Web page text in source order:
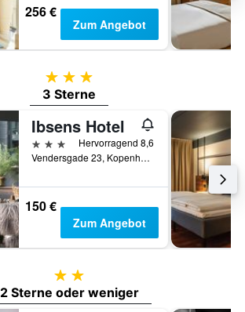
256 €
Zum Angebot
3 Sterne
3 Sterne
Ibsens Hotel
3 Sterne
Hervorragend 8,6
Vendersgade 23, Kopenhagen, Hovedstaden (Hauptstadtregion), Dänemark
150 €
Zum Angebot
2 Sterne
2 Sterne oder weniger